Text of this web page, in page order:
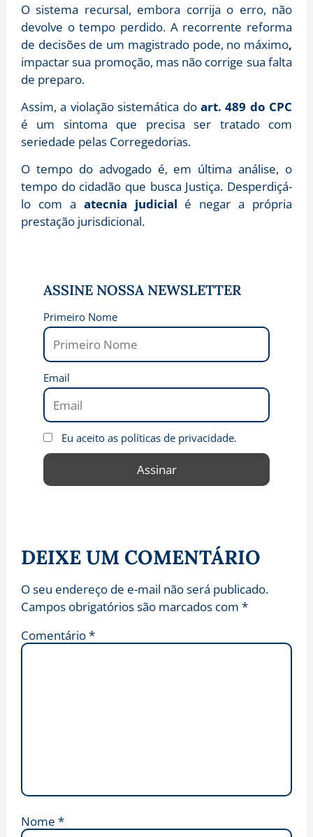
O sistema recursal, embora corrija o erro, não
devolve o tempo perdido. A recorrente reforma
de decisões de um magistrado pode, no máximo,
impactar sua promoção, mas não corrige sua falta
de preparo.
Assim, a violação sistemática do art. 489 do CPC
é um sintoma que precisa ser tratado com
seriedade pelas Corregedorias.
O tempo do advogado é, em última análise, o
tempo do cidadão que busca Justiça. Desperdiçá-
lo com a atecnia judicial é negar a própria
prestação jurisdicional.
ASSINE NOSSA NEWSLETTER
Primeiro Nome
Email
Eu aceito as políticas de privacidade.
DEIXE UM COMENTÁRIO
O seu endereço de e-mail não será publicado.
Campos obrigatórios são marcados com *
Comentário*
Nome *